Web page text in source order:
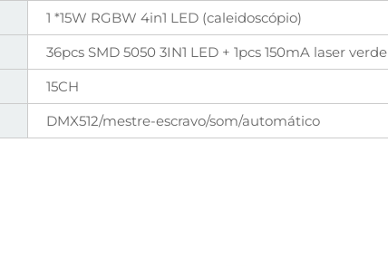
1 *15W RGBW 4in1 LED (caleidoscópio)
36pcs SMD 5050 3IN1 LED + 1pcs 150mA laser verde
15CH
DMX512/mestre-escravo/som/automático